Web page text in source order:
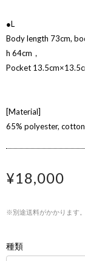
●L
Body length 73cm,
h 64cm，
Pocket
[Material]
65% polyester,
¥18,000
※別途送料がかかります。
種類